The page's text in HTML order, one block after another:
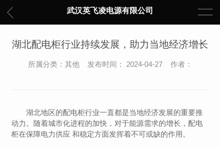
武汉英飞凌电源有限公司
湖北配电柜行业持续发展，助力当地经济增长
所属分类：其他 发布时间： 2024-04-27 作者：
湖北地区的配电柜行业一直都是当地经济发展的重要推
动力。随着城市化进程的加快，对于能源需求的增长，配电
柜在保障电力供应 和稳定方面发挥着不可或缺的作用。